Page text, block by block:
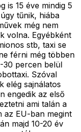
is 15 éve mindig 5
tűnik, hiába
még nem
volna. Egyébként
stb, taxi se
férni még többen
30 percen belül
Szóval
elég sajnálatos
engedik az első
ami talán a
az EU-ban megint
majd 10-20 év